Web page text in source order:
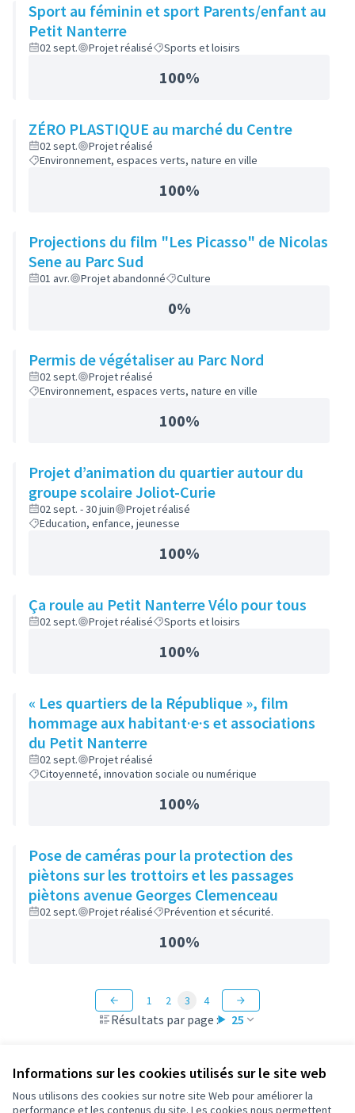
Informations sur les cookies utilisés sur le site web
Nous utilisons des cookies sur notre site Web pour améliorer la
performance et les contenus du site. Les cookies nous permettent
Sport au féminin et sport Parents/enfant au
Petit Nanterre
02 sept. Projet réalisé Sports et loisirs
100%
ZÉRO PLASTIQUE au marché du Centre
02 sept.
Projet réalisé
Environnement, espaces verts, nature en ville
100%
Projections du film "Les Picasso" de Nicolas
Sene au Parc Sud
01 avr. Projet abandonné Culture
0%
Permis de végétaliser au Parc Nord
02 sept.
Projet réalisé
Environnement, espaces verts, nature en ville
100%
Projet d’animation du quartier autour du
groupe scolaire Joliot-Curie
02 sept. - 30 juin
Projet réalisé
Education, enfance, jeunesse
100%
Ça roule au Petit Nanterre Vélo pour tous
02 sept. Projet réalisé Sports et loisirs
100%
« Les quartiers de la République », film
hommage aux habitant·e·s et associations
du Petit Nanterre
02 sept.
Projet réalisé
Citoyenneté, innovation sociale ou numérique
100%
Pose de caméras pour la protection des
piètons sur les trottoirs et les passages
piètons avenue Georges Clemenceau
02 sept. Projet réalisé Prévention et sécurité.
100%
Résultats par page : 25
1 2 3 4
Conditions d'utilisation